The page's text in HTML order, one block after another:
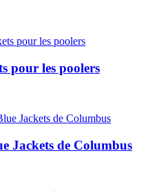
pour les poolers
Jackets de Columbus